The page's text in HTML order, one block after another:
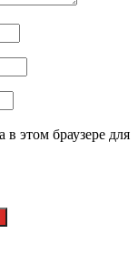
этом браузере для